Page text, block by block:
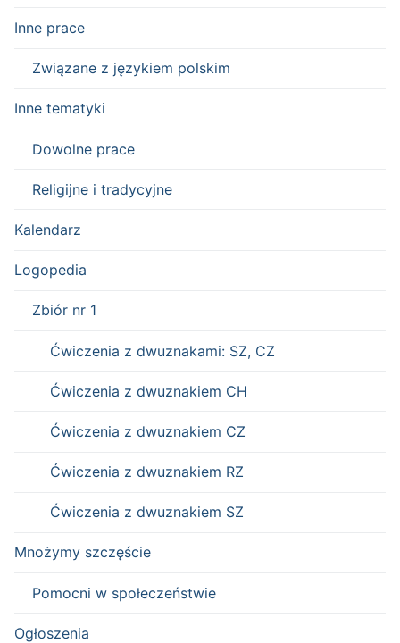
Inne prace
Związane z językiem polskim
Inne tematyki
Dowolne prace
Religijne i tradycyjne
Kalendarz
Logopedia
Zbiór nr 1
Ćwiczenia z dwuznakami: SZ, CZ
Ćwiczenia z dwuznakiem CH
Ćwiczenia z dwuznakiem CZ
Ćwiczenia z dwuznakiem RZ
Ćwiczenia z dwuznakiem SZ
Mnożymy szczęście
Pomocni w społeczeństwie
Ogłoszenia